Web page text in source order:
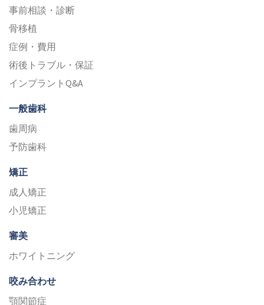
事前相談・診断
骨移植
症例・費用
術後トラブル・保証
インプラントQ&A
一般歯科
歯周病
予防歯科
矯正
成人矯正
小児矯正
審美
ホワイトニング
咬み合わせ
顎関節症